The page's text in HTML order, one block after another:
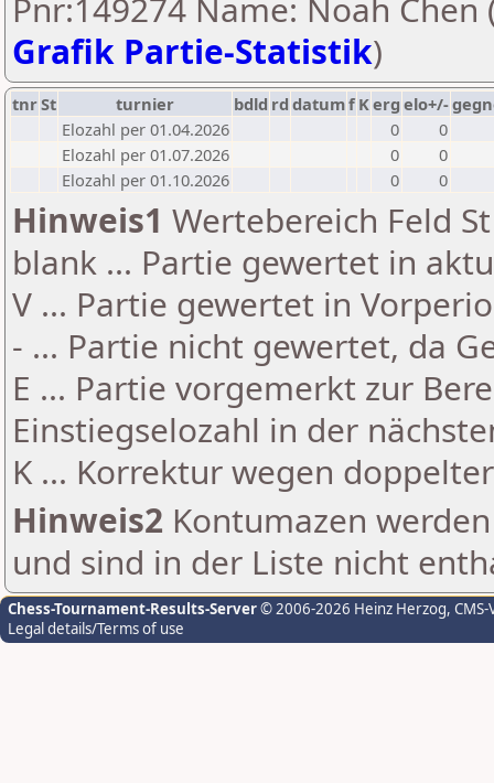
Pnr:149274 Name: Noah Chen
Grafik Partie-Statistik)
tnrSt turnier bdld rd datumf Kerg elo+/-
Elozahl per 01.04.2026
0
0
Elozahl per 01.07.2026
0
0
Elozahl per 01.10.2026
0 0
Hinweis1 Wertebereich Feld
blank ... Partie gewertet in
V ... Partie gewertet in
- ... Partie nicht gewertet, da
E ... Partie vorgemerkt zur
Einstiegselozahl in der
K ... Korrektur wegen
Hinweis2 Kontumazen
und sind in der Liste nicht
Chess-Tournament-Results-Server© 2006-2026 Heinz Herzog,
Legal details/Terms of use